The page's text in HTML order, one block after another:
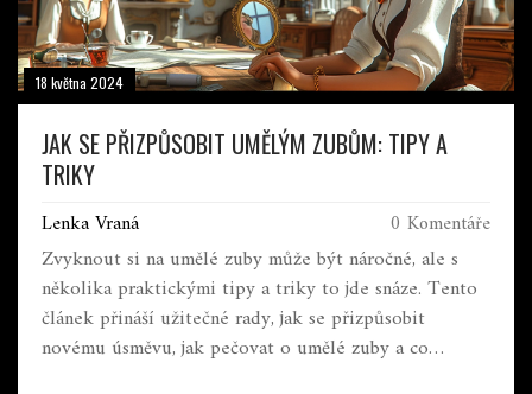
18 května 2024
JAK SE PŘIZPŮSOBIT UMĚLÝM ZUBŮM: TIPY A
TRIKY
Lenka Vraná 0 Komentáře
Zvyknout si na umělé zuby může být náročné, ale s
několika praktickými tipy a triky to jde snáze. Tento
článek přináší užitečné rady, jak se přizpůsobit
novému úsměvu, jak pečovat o umělé zuby a co